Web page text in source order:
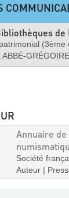
(3ème
GRÉGOIRE
Annuaire
Société
Auteur |